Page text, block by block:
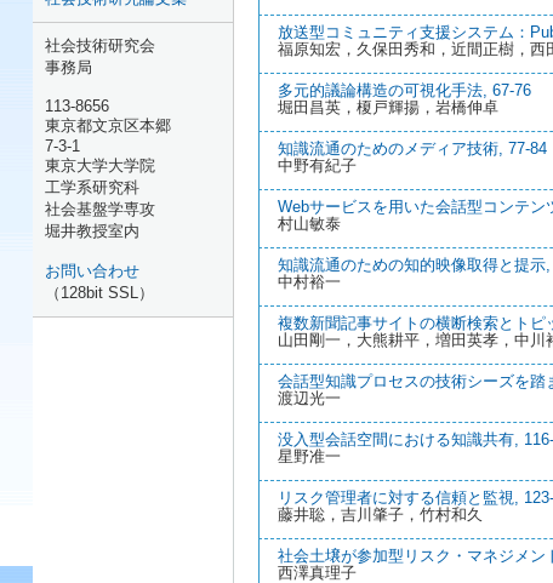
社会技術研究会
事務局
113-8656
東京都文京区本郷
7-3-1
東京大学大学院
工学系研究科
社会基盤学専攻
堀井教授室内
お問い合わせ
（128bit SSL）
放送型コミュニティ支援システム：
福原知宏，久保田秀和，近間正樹，西
多元的議論構造の可視化手法, 67-76
堀田昌英，榎戸輝揚，岩橋伸卓
知識流通のためのメディア技術, 77-84
中野有紀子
Webサービスを用いた会話型コンテ
村山敏泰
知識流通のための知的映像取得と提示
中村裕一
複数新聞記事サイトの横断検索とト
山田剛一，大熊耕平，増田英孝，中川
会話型知識プロセスの技術シーズを
渡辺光一
没入型会話空間における知識共有,
星野准一
リスク管理者に対する信頼と監視,
藤井聡，吉川肇子，竹村和久
社会土壌が参加型リスク・マネジメン
西澤真理子